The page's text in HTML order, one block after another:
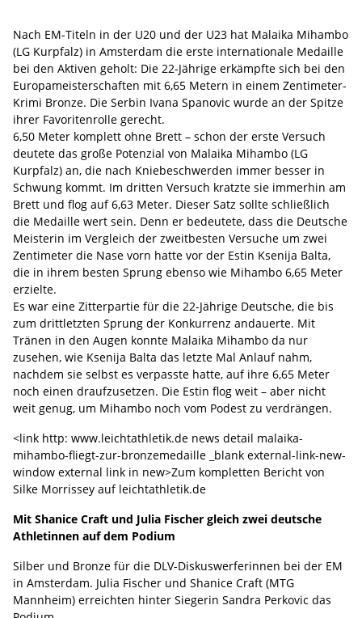
Nach EM-Titeln in der U20 und der U23 hat Malaika Mihambo
(LG Kurpfalz) in Amsterdam die erste internationale Medaille
bei den Aktiven geholt: Die 22-Jährige erkämpfte sich bei den
Europameisterschaften mit 6,65 Metern in einem Zentimeter-
Krimi Bronze. Die Serbin Ivana Spanovic wurde an der Spitze
ihrer Favoritenrolle gerecht.
6,50 Meter komplett ohne Brett – schon der erste Versuch
deutete das große Potenzial von Malaika Mihambo (LG
Kurpfalz) an, die nach Kniebeschwerden immer besser in
Schwung kommt. Im dritten Versuch kratzte sie immerhin am
Brett und flog auf 6,63 Meter. Dieser Satz sollte schließlich
die Medaille wert sein. Denn er bedeutete, dass die Deutsche
Meisterin im Vergleich der zweitbesten Versuche um zwei
Zentimeter die Nase vorn hatte vor der Estin Ksenija Balta,
die in ihrem besten Sprung ebenso wie Mihambo 6,65 Meter
erzielte.
Es war eine Zitterpartie für die 22-Jährige Deutsche, die bis
zum drittletzten Sprung der Konkurrenz andauerte. Mit
Tränen in den Augen konnte Malaika Mihambo da nur
zusehen, wie Ksenija Balta das letzte Mal Anlauf nahm,
nachdem sie selbst es verpasste hatte, auf ihre 6,65 Meter
noch einen draufzusetzen. Die Estin flog weit – aber nicht
weit genug, um Mihambo noch vom Podest zu verdrängen.
<link http: www.leichtathletik.de news detail malaika-
mihambo-fliegt-zur-bronzemedaille _blank external-link-new-
window external link in new>Zum kompletten Bericht von
Silke Morrissey auf leichtathletik.de
Mit Shanice Craft und Julia Fischer gleich zwei deutsche
Athletinnen auf dem Podium
Silber und Bronze für die DLV-Diskuswerferinnen bei der EM
in Amsterdam. Julia Fischer und Shanice Craft (MTG
Mannheim) erreichten hinter Siegerin Sandra Perkovic das